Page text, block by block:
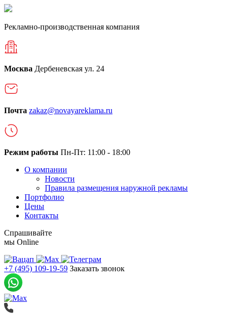
Рекламно-производственная компания
Москва Дербеневская ул. 24
Почта zakaz@novayareklama.ru
Режим работы Пн-Пт: 11:00 - 18:00
О компании
Новости
Правила размещения наружной рекламы
Портфолио
Цены
Контакты
Спрашивайте
мы Online
+7 (495) 109-19-59 Заказать звонок